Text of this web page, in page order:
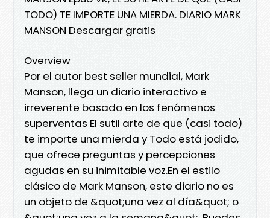
TODO) TE IMPORTE UNA MIERDA. DIARIO MARK
MANSON Descargar gratis
Overview
Por el autor best seller mundial, Mark
Manson, llega un diario interactivo e
irreverente basado en los fenómenos
superventas El sutil arte de que (casi todo)
te importe una mierda y Todo está jodido,
que ofrece preguntas y percepciones
agudas en su inimitable voz.En el estilo
clásico de Mark Manson, este diario no es
un objeto de &quot;una vez al día&quot; o